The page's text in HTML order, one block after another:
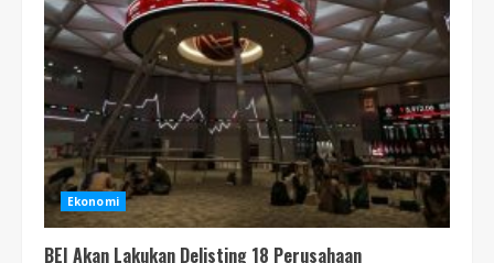
Ekonomi
BEI Akan Lakukan Delisting 18 Perusahaan